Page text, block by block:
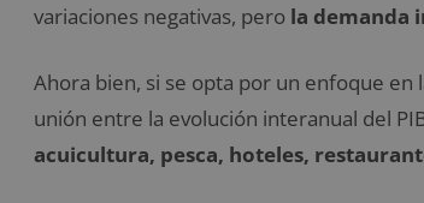
variaciones negativas, pero la demanda
Ahora bien, si se opta por un enfoque
unión entre la evolución interanual del
acuicultura, pesca, hoteles,